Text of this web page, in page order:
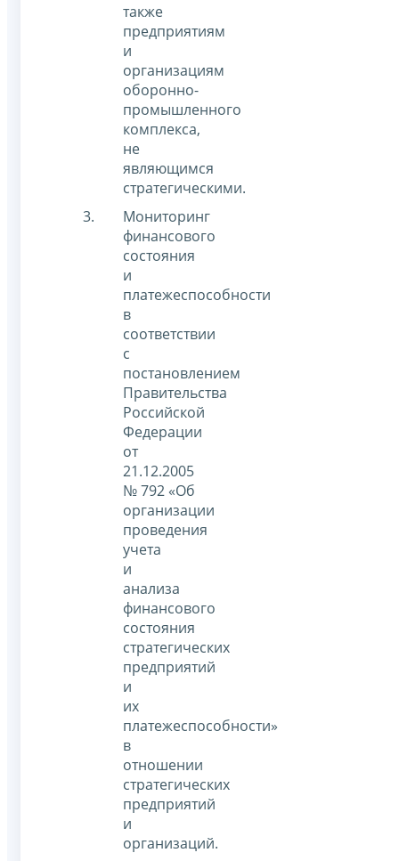
также
предприятиям
и
организациям
оборонно-
промышленного
комплекса,
не
являющимся
стратегическими.
Мониторинг
финансового
состояния
и
платежеспособности
в
соответствии
с
постановлением
Правительства
Российской
Федерации
от
21.12.2005
№ 792 «Об
организации
проведения
учета
и
анализа
финансового
состояния
стратегических
предприятий
и
их
платежеспособности»
в
отношении
стратегических
предприятий
и
организаций.